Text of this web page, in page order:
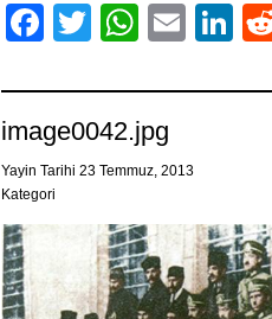
Facebook
Twitter
image0042.jpg
Yayin Tarihi 23 Temmuz, 2013
Kategori